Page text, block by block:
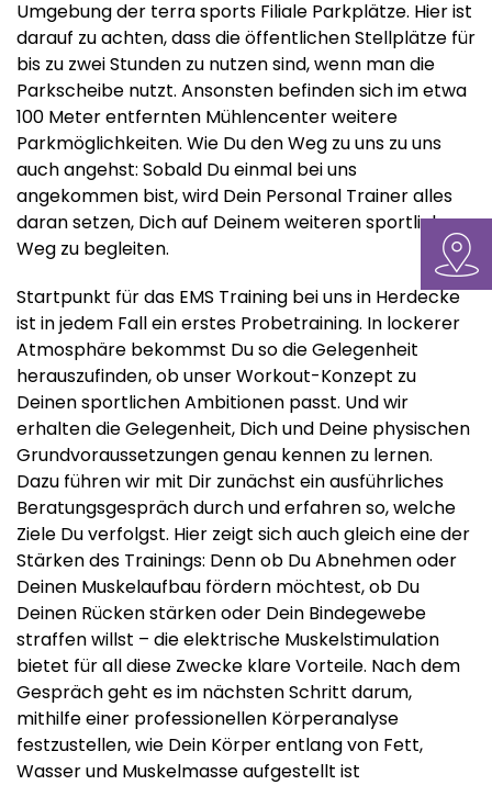
Umgebung der terra sports Filiale Parkplätze. Hier ist
darauf zu achten, dass die öffentlichen Stellplätze für
bis zu zwei Stunden zu nutzen sind, wenn man die
Parkscheibe nutzt. Ansonsten befinden sich im etwa
100 Meter entfernten Mühlencenter weitere
Parkmöglichkeiten. Wie Du den Weg zu uns zu uns
auch angehst: Sobald Du einmal bei uns
angekommen bist, wird Dein Personal Trainer alles
daran setzen, Dich auf Deinem weiteren sportlichen
Weg zu begleiten.
Startpunkt für das EMS Training bei uns in Herdecke
ist in jedem Fall ein erstes Probetraining. In lockerer
Atmosphäre bekommst Du so die Gelegenheit
herauszufinden, ob unser Workout-Konzept zu
Deinen sportlichen Ambitionen passt. Und wir
erhalten die Gelegenheit, Dich und Deine physischen
Grundvoraussetzungen genau kennen zu lernen.
Dazu führen wir mit Dir zunächst ein ausführliches
Beratungsgespräch durch und erfahren so, welche
Ziele Du verfolgst. Hier zeigt sich auch gleich eine der
Stärken des Trainings: Denn ob Du Abnehmen oder
Deinen Muskelaufbau fördern möchtest, ob Du
Deinen Rücken stärken oder Dein Bindegewebe
straffen willst – die elektrische Muskelstimulation
bietet für all diese Zwecke klare Vorteile. Nach dem
Gespräch geht es im nächsten Schritt darum,
mithilfe einer professionellen Körperanalyse
festzustellen, wie Dein Körper entlang von Fett,
Wasser und Muskelmasse aufgestellt ist